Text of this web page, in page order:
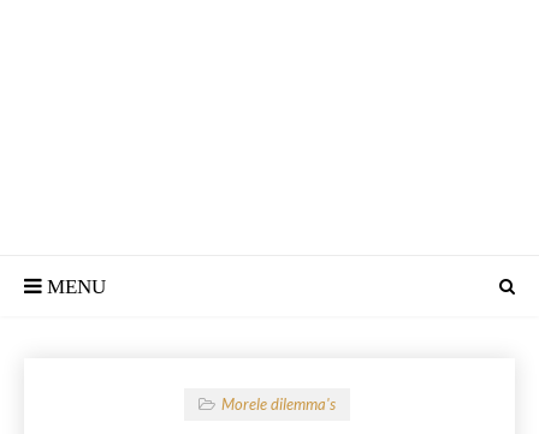
Morele dilemma's